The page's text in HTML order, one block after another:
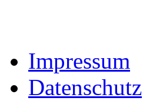
Impressum
Datenschutz